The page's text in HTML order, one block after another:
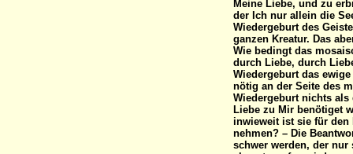
Meine Liebe, und zu
der Ich nur allein die
Wiedergeburt des
ganzen Kreatur. Das
Wie bedingt das
durch Liebe, durch
Wiedergeburt das
nötig an der Seite des
Wiedergeburt nichts als
Liebe zu Mir benötiget
inwieweit ist sie für den
nehmen? – Die
schwer werden, der nur